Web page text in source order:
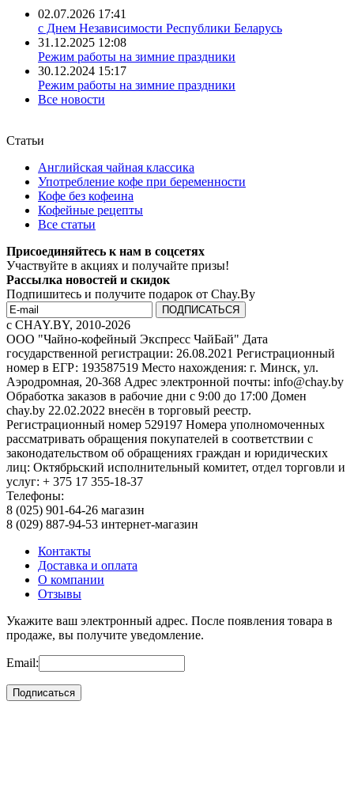
02.07.2026 17:41
с Днем Независимости Республики Беларусь
31.12.2025 12:08
Режим работы на зимние праздники
30.12.2024 15:17
Режим работы на зимние праздники
Все новости
Статьи
Английская чайная классика
Употребление кофе при беременности
Кофе без кофеина
Кофейные рецепты
Все статьи
Присоединяйтесь к нам в соцсетях
Участвуйте в акциях и получайте призы!
Рассылка новостей и скидок
Подпишитесь и получите подарок от Chay.By
c CHAY.BY, 2010-2026
ООО "Чайно-кофейный Экспресс ЧайБай" Дата
государственной регистрации: 26.08.2021 Регистрационный
номер в ЕГР: 193587519 Место нахождения: г. Минск, ул.
Аэродромная, 20-368 Адрес электронной почты: info@chay.by
Обработка заказов в рабочие дни с 9:00 до 17:00 Домен
chay.by 22.02.2022 внесён в торговый реестр.
Регистрационный номер 529197 Номера уполномоченных
рассматривать обращения покупателей в соответствии с
законодательством об обращениях граждан и юридических
лиц: Октябрьский исполнительный комитет, отдел торговли и
услуг: + 375 17 355-18-37
Телефоны:
8 (025) 901-64-26 магазин
8 (029) 887-94-53 интернет-магазин
Контакты
Доставка и оплата
О компании
Отзывы
Укажите ваш электронный адрес. После появления товара в
продаже, вы получите уведомление.
Email:
Подписаться